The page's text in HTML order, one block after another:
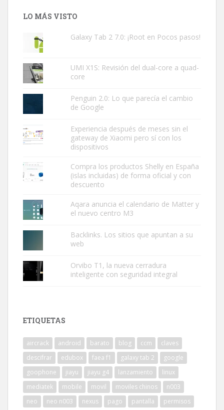
LO MÁS VISTO
Galaxy Tab 2 7.0: ¡Root en Pocos pasos!
UMI X1S: Revisión del dual-core a quad-
core
Penguin 2.0: Lo que parecía el cambio
de Google
Experiencia después de meses sin el
gateway de Xiaomi pero sí con los
dispositivos
Compra los productos Shelly en España
(islas incluidas) de forma oficial y con
descuento
Aqara anuncia el calendario de Matter y
el nuevo centro M3
Backlinks. Los sitios que apuntan a su
web
Orvibo T1, la nueva cerradura
inteligente con seguridad integral
ETIQUETAS
aircrack android barato blog ccm
claves
descifrar
edubox faea f1 galaxy tab 2
google
goophone
jiayu jiayu g4 lanzamiento
linux
mediatek
mobile movil moviles chinos
n003
neo
neo n003 nexus pago pantalla permisos